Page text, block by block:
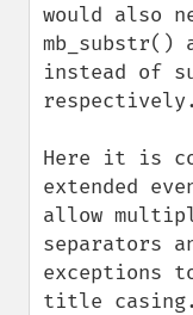
would also
mb_substr()
instead of
respectively.
Here it is
extended
allow
separators
exceptions
title